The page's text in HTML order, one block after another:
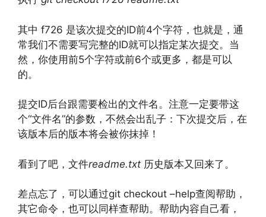
其中 f726 是该次提交的ID前4个字符，也就是，通
常我们不需要写完整的ID就可以指定某次提交。当
然，你使用前5个字符或前6个或更多，都是可以
的。
提交ID后台跟需要检出的文件名。注意一定要带这
个“文件名”的参数，不然会出乱子：下次提交后，在
该版本后的版本将会被你抹掉！
看到了吧，文件readme.txt 历史版本又回来了。
差点忘了，可以通过git checkout –help查阅帮助，
其它命令，也可以同样查帮助。帮助内容自己看，